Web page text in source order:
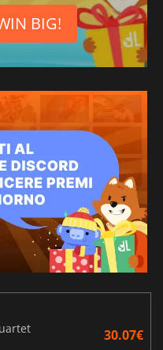
BIG!
30.07€